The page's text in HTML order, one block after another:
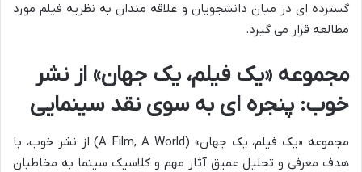
گسترده ای در میان دانشجویان و علاقه مندان به نظریه فیلم مورد
مطالعه قرار می گیرد.
مجموعه «یک فیلم، یک جهان» از نشر
خوب: پنجره ای به سوی نقد سینمایی
مجموعه «یک فیلم، یک جهان» (A Film, A World) از نشر خوب، با
هدف معرفی و تحلیل عمیق آثار مهم و کلاسیک سینما به مخاطبان